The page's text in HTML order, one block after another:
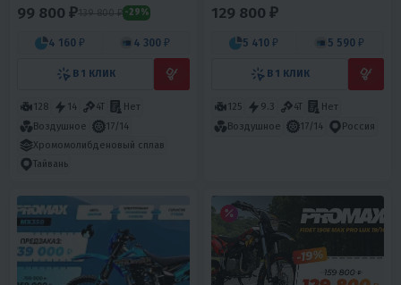
99 800 ₽139 800 ₽ -29%
4 160 ₽ 4 300 ₽
В 1 КЛИК
128 14 4T
Нет
Воздушное
17/14
Хромомолибденовый сплав
Тайвань
129 800 ₽
5 410 ₽ 5 590 ₽
В 1 КЛИК
125 9.3 4T
Нет
Воздушное
17/14 Россия